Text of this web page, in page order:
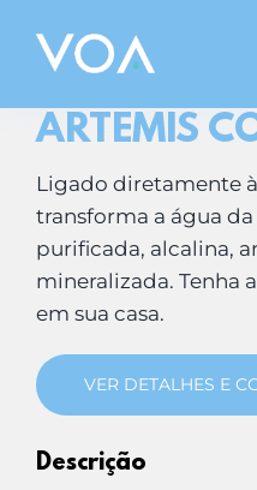
content
Porquê VOA?
Produtos VOA
Blog
Junte-se à Equipa
Parceiros
ARTEMIS
Ligado diretamente
transforma a água
purificada, alcalina,
mineralizada. Tenha
em sua casa.
VER DETALHES E
Descrição